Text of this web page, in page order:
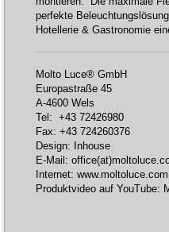
perfekte
Hotellerie & Gastronomie
Molto Luce® GmbH
Europastraße 45
A-4600 Wels
Tel: +43 72426980
Fax: +43 724260376
Design: Inhouse
E-Mail:
Internet: www.moltoluce.com
Produktvideo auf YouTube: